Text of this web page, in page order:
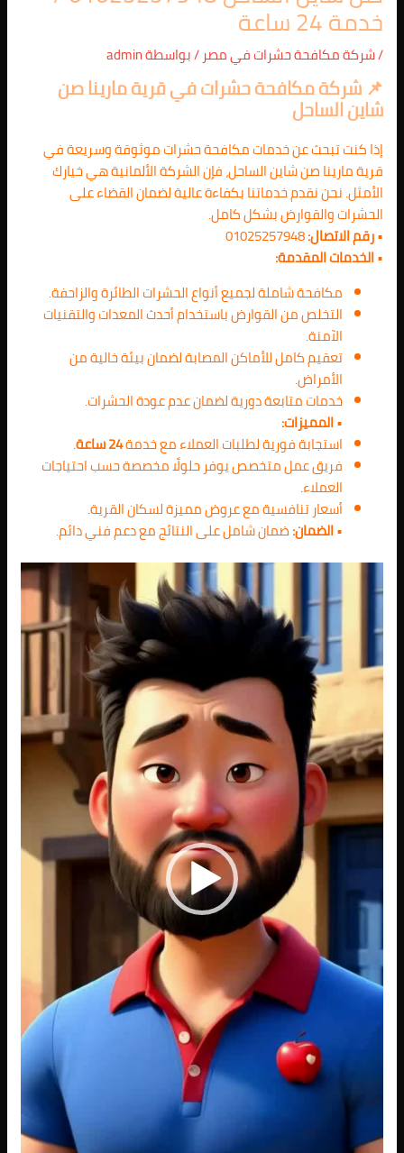
خدمة 24 ساعة
/شركة مكافحة حشرات في مصر/ بواسطةadmin
📌شركة مكافحة حشرات في قرية مارينا صن
شاين الساحل
إذا كنت تبحث عن خدمات مكافحة حشرات موثوقة وسريعة في
قرية مارينا صن شاين الساحل، فإن الشركة الألمانية هي خيارك
الأمثل. نحن نقدم خدماتنا بكفاءة عالية لضمان القضاء على
الحشرات والقوارض بشكل كامل.
•رقم الاتصال:01025257948
•الخدمات المقدمة:
مكافحة شاملة لجميع أنواع الحشرات الطائرة والزاحفة.
التخلص من القوارض باستخدام أحدث المعدات والتقنيات
الآمنة.
تعقيم كامل للأماكن المصابة لضمان بيئة خالية من
الأمراض.
خدمات متابعة دورية لضمان عدم عودة الحشرات.
•المميزات:
استجابة فورية لطلبات العملاء مع خدمة24 ساعة
.
فريق عمل متخصص يوفر حلولًا مخصصة حسب احتياجات
العملاء.
أسعار تنافسية مع عروض مميزة لسكان القرية.
•الضمان:ضمان شامل على النتائج مع دعم فني دائم.
الفيديو